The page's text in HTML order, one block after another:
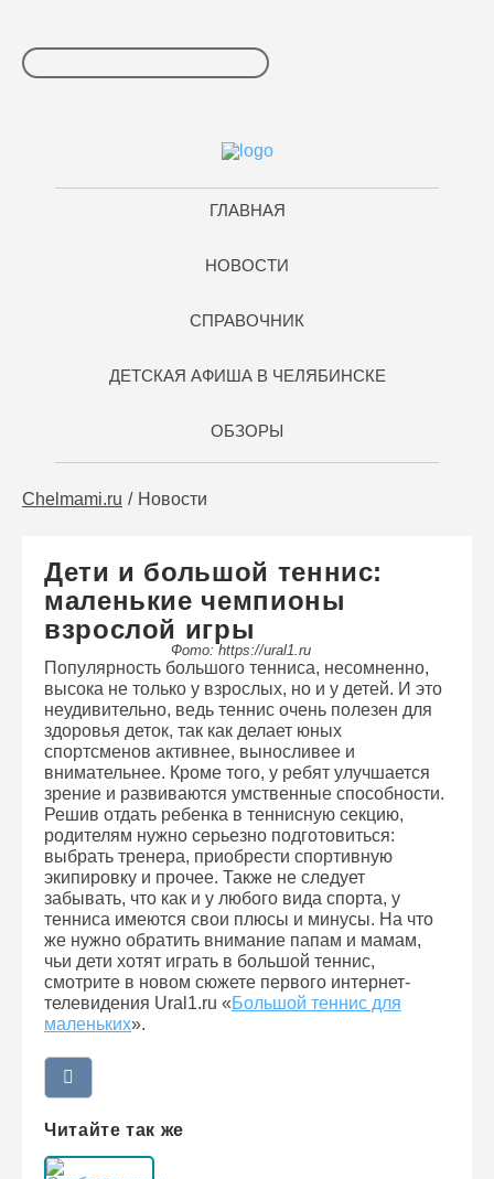
ГЛАВНАЯ
НОВОСТИ
СПРАВОЧНИК
ДЕТСКАЯ АФИША В ЧЕЛЯБИНСКЕ
ОБЗОРЫ
Chelmami.ru Новости
Дети и большой теннис:
маленькие чемпионы
взрослой игры
Фото: https://ural1.ru
Популярность большого тенниса, несомненно,
высока не только у взрослых, но и у детей. И это
неудивительно, ведь теннис очень полезен для
здоровья деток, так как делает юных
спортсменов активнее, выносливее и
внимательнее. Кроме того, у ребят улучшается
зрение и развиваются умственные способности.
Решив отдать ребенка в теннисную секцию,
родителям нужно серьезно подготовиться:
выбрать тренера, приобрести спортивную
экипировку и прочее. Также не следует
забывать, что как и у любого вида спорта, у
тенниса имеются свои плюсы и минусы. На что
же нужно обратить внимание папам и мамам,
чьи дети хотят играть в большой теннис,
смотрите в новом сюжете первого интернет-
телевидения Ural1.ru «Большой теннис для
маленьких».
Читайте так же